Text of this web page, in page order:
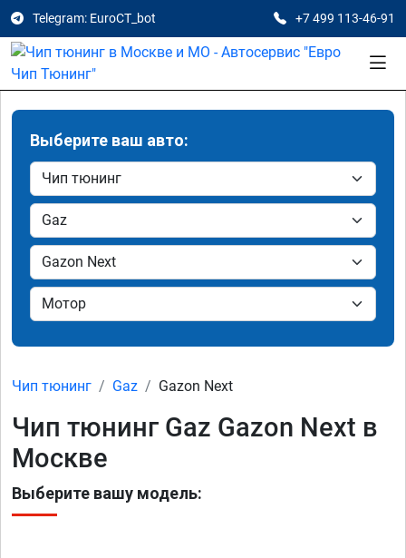
Telegram: EuroCT_bot +7 499 113-46-91
Выберите ваш авто:
Чип тюнинг Gaz Gazon Next
Чип тюнинг Gaz Gazon Next в
Москве
Выберите вашу модель: